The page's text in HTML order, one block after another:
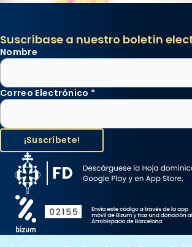
Suscríbase a nuestro boletín
Nombre
Correo Electrónico *